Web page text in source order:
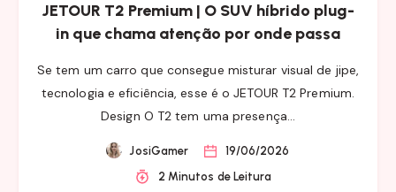
JETOUR T2 Premium | O SUV híbrido plug-
in que chama atenção por onde passa
Se tem um carro que consegue misturar visual de jipe,
tecnologia e eficiência, esse é o JETOUR T2 Premium.
Design O T2 tem uma presença…
JosiGamer
19/06/2026
2 Minutos de Leitura